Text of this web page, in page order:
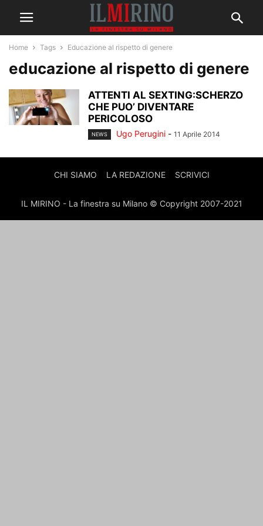
Home Tags Educazione al rispetto di genere
educazione al rispetto di genere
ATTENTI AL SEXTING:SCHERZO
CHE PUO’ DIVENTARE
PERICOLOSO
NEWS Ugo Perugini - 11 Aprile 2014
CHI SIAMO LA REDAZIONE SCRIVICI
IL MIRINO - La finestra su Milano © Copyright 2007-2021